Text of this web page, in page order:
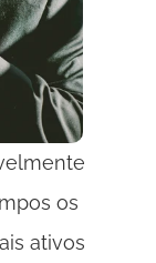
os
ativos